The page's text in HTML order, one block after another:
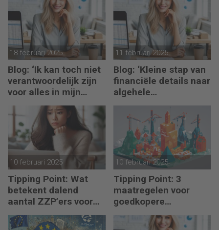
18 februari 2025
Blog: ‘Ik kan toch niet
verantwoordelijk zijn
voor alles in mijn
waardeketen?’
11 februari 2025
Blog: ‘Kleine stap van
financiële details naar
algehele
duurzaamheid ‘
10 februari 2025
Tipping Point: Wat
betekent dalend
aantal ZZP’ers voor
financiële planning?
10 februari 2025
Tipping Point: 3
maatregelen voor
goedkopere
financiering (om te
verduurzamen)